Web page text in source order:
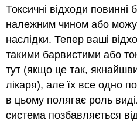
Токсичні відходи повинні
належним чином або
наслідки. Тепер ваші
такими барвистими або
тут (якщо це так,
лікаря), але їх все одно
в цьому полягає роль
система позбавляється